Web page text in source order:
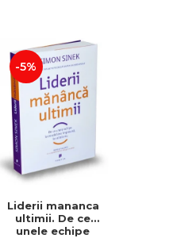
-5%
Liderii mananca
ultimii. De ce
unele echipe